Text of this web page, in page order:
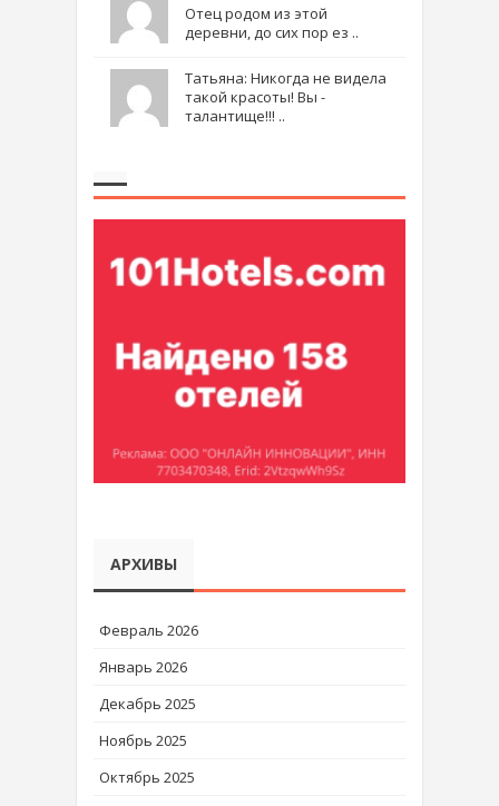
Отец родом из этой
деревни, до сих пор ез ..
Татьяна: Никогда не видела
такой красоты! Вы -
талантище!!! ..
АРХИВЫ
Февраль 2026
Январь 2026
Декабрь 2025
Ноябрь 2025
Октябрь 2025